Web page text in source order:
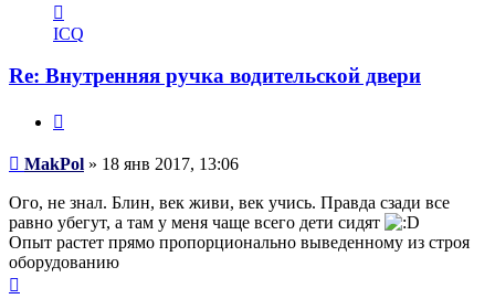
информация
пользователя
ICQ
Re: Внутренняя ручка водительской двери
Сообщение
MakPol » 18 янв 2017, 13:06
Ого, не знал. Блин, век живи, век учись. Правда сзади все
равно убегут, а там у меня чаще всего дети сидят
Опыт растет прямо пропорционально выведенному из строя
оборудованию